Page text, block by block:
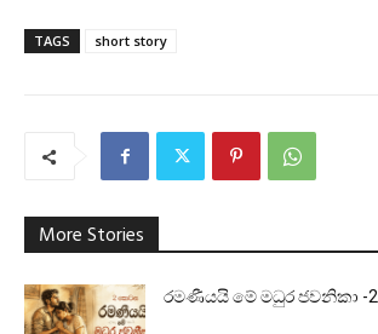
TAGS short story
More Stories
රමණීයයි මේ මධුර ජවනිකා -2